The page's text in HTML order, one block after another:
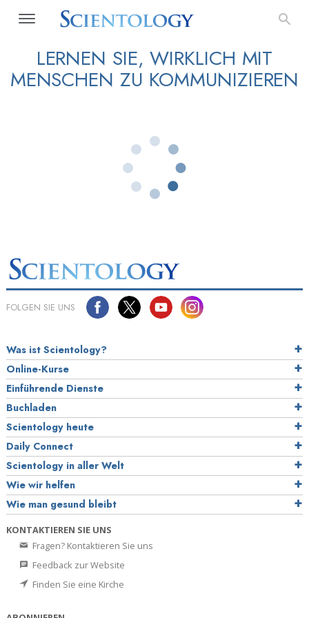
LERNEN SIE, WIRKLICH MIT
MENSCHEN ZU KOMMUNIZIEREN
FOLGEN SIE UNS
Was ist Scientology?
Online-Kurse
Einführende Dienste
Buchladen
Scientology heute
Daily Connect
Scientology in aller Welt
Wie wir helfen
Wie man gesund bleibt
KONTAKTIEREN SIE UNS
Fragen? Kontaktieren Sie uns
Feedback zur Website
Finden Sie eine Kirche